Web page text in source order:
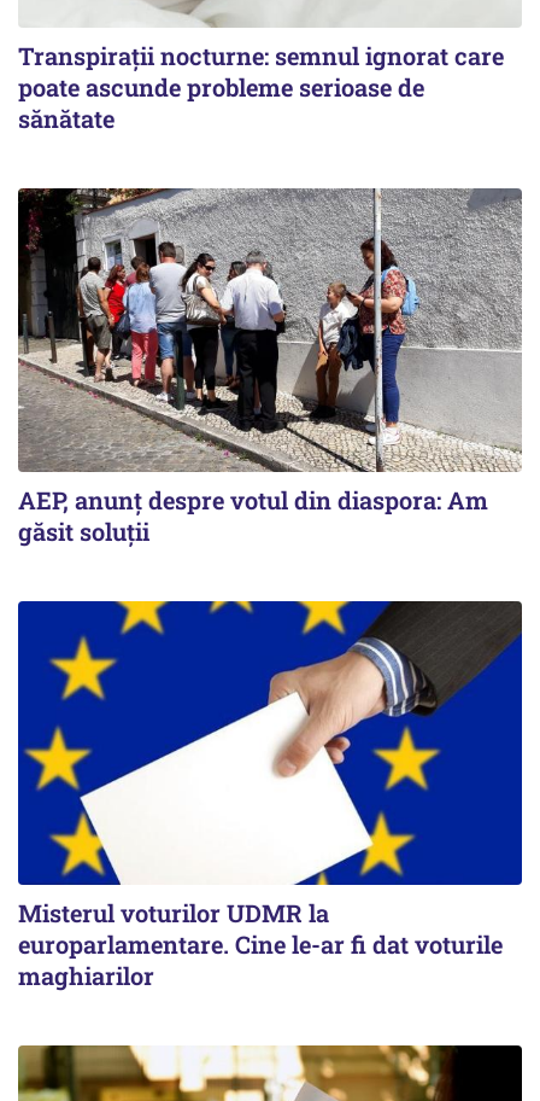
Transpirații nocturne: semnul ignorat care
poate ascunde probleme serioase de
sănătate
AEP, anunţ despre votul din diaspora: Am
găsit soluţii
Misterul voturilor UDMR la
europarlamentare. Cine le-ar fi dat voturile
maghiarilor